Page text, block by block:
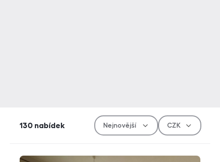
130 nabídek
Měna